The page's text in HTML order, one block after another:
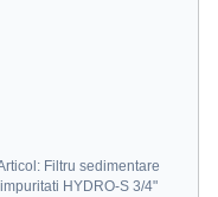
Filtru sedimentare
impuritati HYDRO-S 3/4"